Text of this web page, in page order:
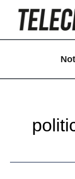
contenuto
articoli